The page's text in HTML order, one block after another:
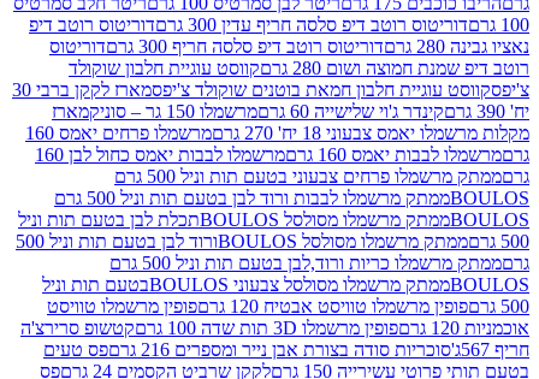
רוטב דיפ סלסה חריף עדין 300 גרם
דוריטוס רוטב דיפ
דוריטוס רוטב דיפ סלסה חריף 300 גרם
דוריטוס
חמוצה ושום 280 גרם
קווסט עוגיית חלבון שוקולד
עוגיית חלבון חמאת בוטנים שוקולד צ'יפס
מארז לקקן ברבי 30
קינדר ג'וי שלישייה 60 גרם
מרשמלו 150 גר – סוניק
מארז
צבעוני 18 יח' 270 גרם
מרשמלו פרחים יאמס 160
יאמס 160 גרם
מרשמלו לבבות יאמס כחול לבן 160
ממתק מרשמלו פרחים צבעוני בטעם תות וניל 500 גרם
ממתק מרשמלו לבבות ורוד לבן בטעם תות וניל 500 גרם
ממתק מרשמלו מסולסל BOULOSתכלת לבן בטעם תות וניל
ממתק מרשמלו מסולסל BOULOSורוד לבן בטעם תות וניל 500
ממתק מרשמלו כריות ורוד,לבן בטעם תות וניל 500 גרם
ממתק מרשמלו מסולסל צבעוני BOULOSבטעם תות וניל
מרשמלו טוויסט אבטיח 120 גרם
פופין מרשמלו טוויסט
פופין מרשמלו 3D תות שדה 100 גרם
קטשופ סרירצ'ה
סוכריות סודה בצורת אבן נייר ומספרים 216 גרם
פס טעים
עשירייה 150 גרם
לקקן שרביט הקסמים 24 גרם
פס